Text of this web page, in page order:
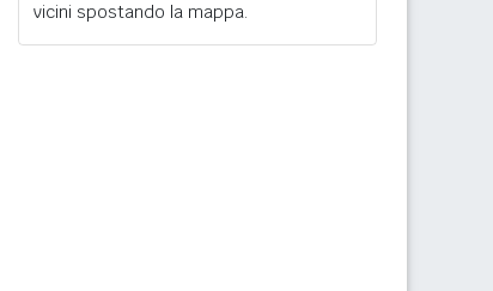
vicini spostando la mappa.